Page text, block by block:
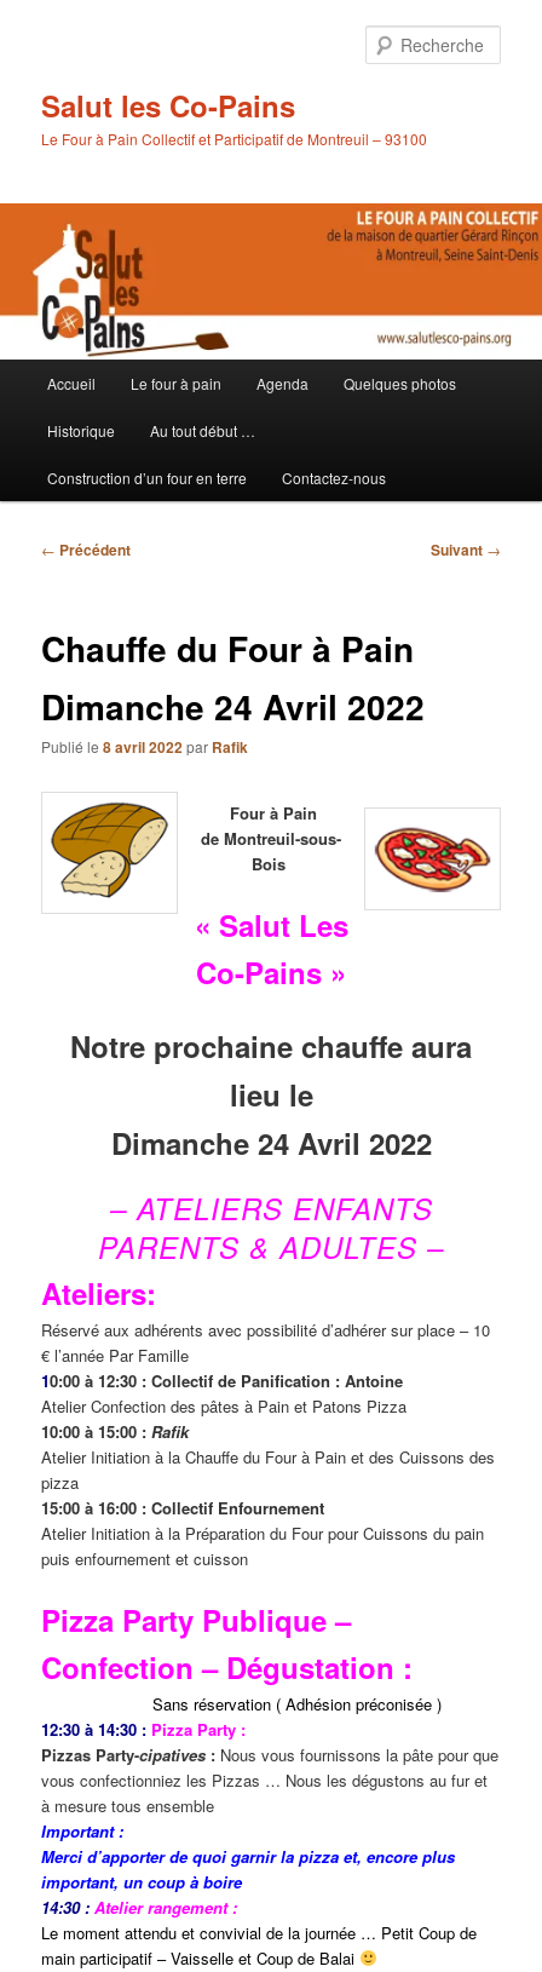
Salut les Co-Pains
Le Four à Pain Collectif et Participatif de Montreuil – 93100
principal
Accueil Le four à pain Agenda Quelques photos
Historique Au tout début …
Construction d’un four en terre Contactez-nous
Navigation
← Précédent Suivant →
Chauffe du Four à Pain
Dimanche 24 Avril 2022
Publié le8 avril 2022par Rafik
Four à Pain
de Montreuil-sous-
Bois
« Salut Les
Co-Pains »
Notre prochaine chauffe aura
lieu le
Dimanche 24 Avril 2022
– ATELIERS ENFANTS
PARENTS & ADULTES –
Ateliers:
Réservé aux adhérents avec possibilité d’adhérer sur place – 10
€ l’année Par Famille
10:00 à 12:30 : Collectif de Panification : Antoine
Atelier Confection des pâtes à Pain et Patons Pizza
10:00 à 15:00 :Rafik
Atelier Initiation à la Chauffe du Four à Pain et des Cuissons des
pizza
15:00 à 16:00 : Collectif Enfournement
Atelier Initiation à la Préparation du Four pour Cuissons du pain
puis enfournement et cuisson
Pizza Party Publique –
Confection – Dégustation :
Sans réservation ( Adhésion préconisée )
12:30 à 14:30 : Pizza Party :
Pizzas Party-cipatives : Nous vous fournissons la pâte pour que
vous confectionniez les Pizzas … Nous les dégustons au fur et
à mesure tous ensemble
Important :
Merci d’apporter de quoi garnir la pizza et, encore plus
important, un coup à boire
14:30 : Atelier rangement :
Le moment attendu et convivial de la journée … Petit Coup de
main participatif – Vaisselle et Coup de Balai